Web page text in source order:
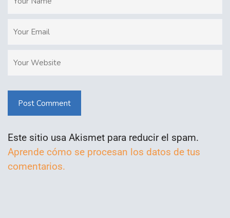
Post Comment
Este sitio usa Akismet para reducir el spam.
Aprende cómo se procesan los datos de tus
comentarios.